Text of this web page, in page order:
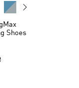
Shoes